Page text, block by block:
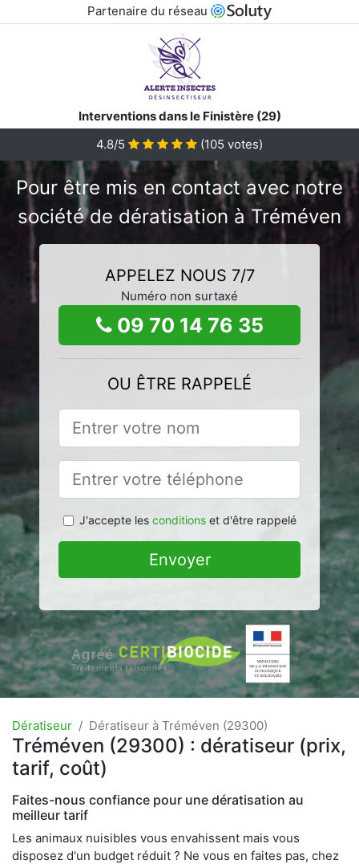
Partenaire du réseau
Interventions dans le Finistère (29)
4.8/5
(105 votes)
Pour être mis en contact avec notre
société de dératisation à Tréméven
APPELEZ NOUS 7/7
Numéro non surtaxé
09 70 14 76 35
OU ÊTRE RAPPELÉ
J'accepte les conditionset d'être rappelé
Envoyer
Dératiseur Dératiseur à Tréméven (29300)
Tréméven (29300) : dératiseur (prix,
tarif, coût)
Faites-nous confiance pour une dératisation au
meilleur tarif
Les animaux nuisibles vous envahissent mais vous
disposez d'un budget réduit ? Ne vous en faites pas, chez